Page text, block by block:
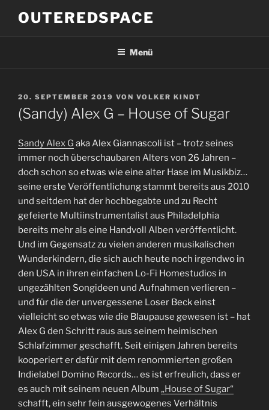
InhaltOUTEREDSPACE
Menü
VERÖFFENTLICHT
AM
20. SEPTEMBER 2019 VON VOLKER KINDT
(Sandy) Alex G – House of Sugar
Sandy Alex G aka Alex Giannascoli ist – trotz seines
immer noch überschaubaren Alters von 26 Jahren –
doch schon so etwas wie eine alter Hase im Musikbiz…
seine erste Veröffentlichung stammt bereits aus 2010
und seitdem hat der hochbegabte und zu Recht
gefeierte Multiinstrumentalist aus Philadelphia
bereits mehr als eine Handvoll Alben veröffentlicht.
Und im Gegensatz zu vielen anderen musikalischen
Wunderkindern, die sich auch heute noch irgendwo in
den USA in ihren einfachen Lo-Fi Homestudios in
ungezählten Songideen und Aufnahmen verlieren –
und für die der unvergessene Loser Beck einst
vielleicht so etwas wie die Blaupause gewesen ist – hat
Alex G den Schritt raus aus seinem heimischen
Schlafzimmer geschafft. Seit einigen Jahren bereits
kooperiert er dafür mit dem renommierten großen
Indielabel Domino Records… es ist erfreulich, dass er
es auch mit seinem neuen Album „House of Sugar“
schafft, ein sehr fein ausgewogenes Verhältnis